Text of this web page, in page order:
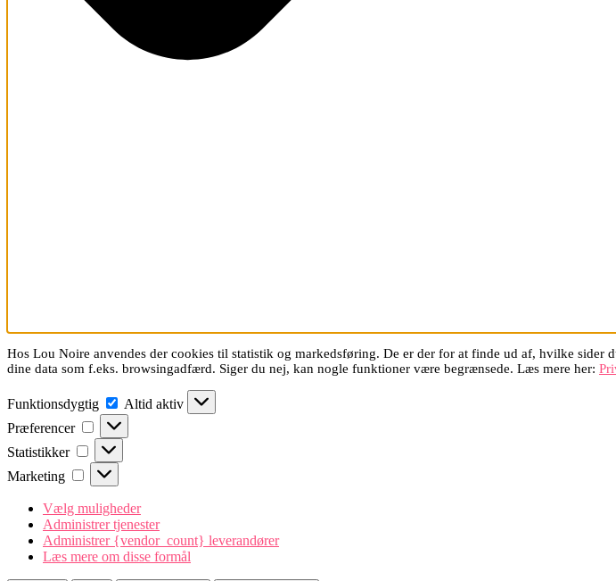
Hos Lou Noire anvendes der cookies til statistik og markedsføring. De er der for at finde ud af, hvilke
dine data som f.eks. browsingadfærd. Siger du nej, kan nogle funktioner være begrænsede. Læs mere her:
Funktionsdygtig Funktionsdygtig
Altid aktiv
Præferencer
Præferencer
Statistikker Statistikker
Marketing Marketing
Vælg muligheder
Administrer tjenester
Administrer {vendor_count} leverandører
Læs mere om disse formål